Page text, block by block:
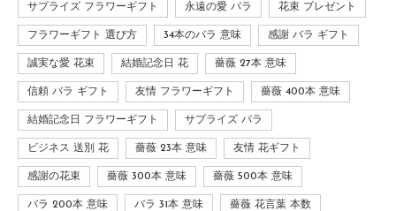
サプライズ フラワーギフト 永遠の愛 バラ 花束 プレゼント
フラワーギフト 選び方 34本のバラ 意味 感謝 バラ ギフト
誠実な愛 花束 結婚記念日 花 薔薇 27本 意味
信頼 バラ ギフト 友情 フラワーギフト 薔薇 400本 意味
結婚記念日 フラワーギフト サプライズ バラ
ビジネス 送別 花 薔薇 23本 意味 友情 花ギフト
感謝の花束 薔薇 300本 意味 薔薇 500本 意味
バラ 200本 意味 バラ 31本 意味 薔薇 花言葉 本数